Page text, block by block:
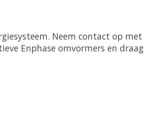
Neem contact op met
Enphase omvormers en draag